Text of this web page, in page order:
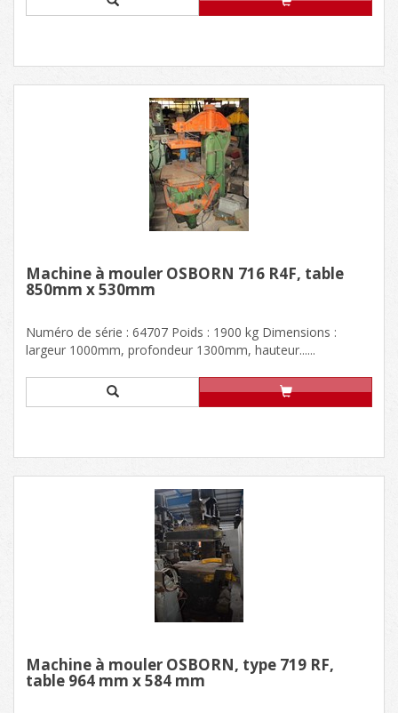
Machine à mouler OSBORN 716 R4F, table
850mm x 530mm
Numéro de série : 64707 Poids : 1900 kg Dimensions :
largeur 1000mm, profondeur 1300mm, hauteur......
Machine à mouler OSBORN, type 719 RF,
table 964 mm x 584 mm